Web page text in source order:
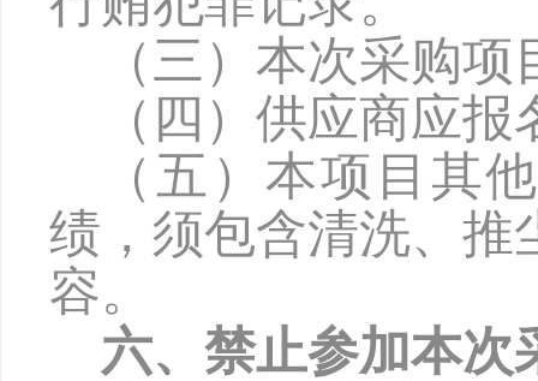
（三）本次采购
（四）供应商应
（五）本项目其
绩，须包含清洗、推
容。
六、禁止参加本次